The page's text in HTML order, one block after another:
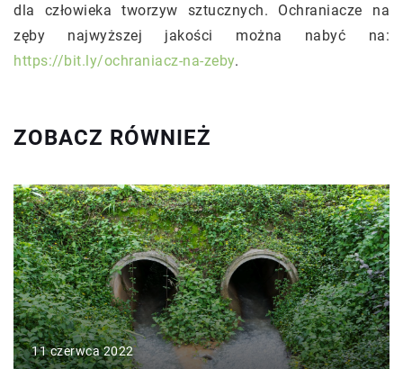
dla człowieka tworzyw sztucznych. Ochraniacze na
zęby najwyższej jakości można nabyć na:
https://bit.ly/ochraniacz-na-zeby.
ZOBACZ RÓWNIEŻ
11 czerwca 2022